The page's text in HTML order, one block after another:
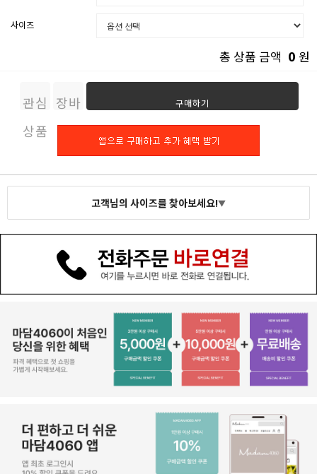
사이즈
총 상품 금액 0 원
관심
상품
장바
구니
구매하기
고객님의 사이즈를 찾아보세요!▼